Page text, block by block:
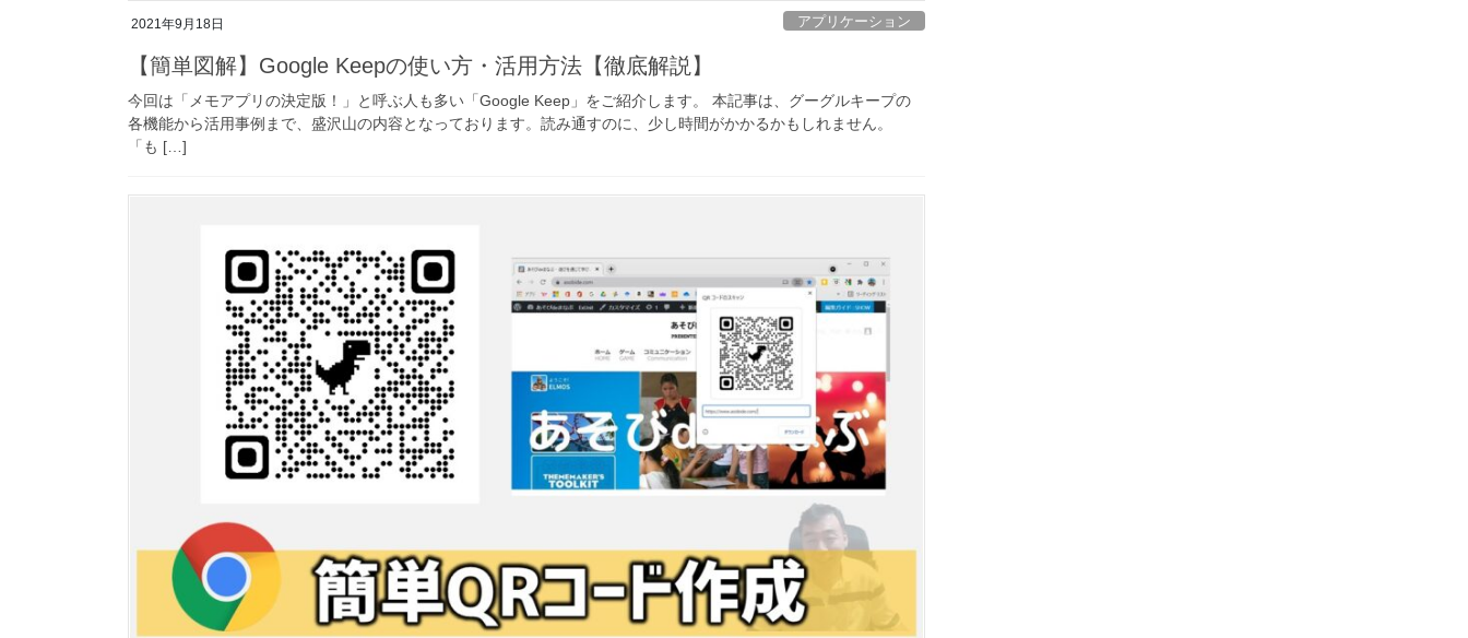
2021年9月18日 アプリケーション
【簡単図解】Google Keepの使い方・活用方法【徹底解説】
今回は「メモアプリの決定版！」と呼ぶ人も多い「Google Keep」をご紹介します。 本記事は、グーグルキープの
各機能から活用事例まで、盛沢山の内容となっております。読み通すのに、少し時間がかかるかもしれません。
「も […]